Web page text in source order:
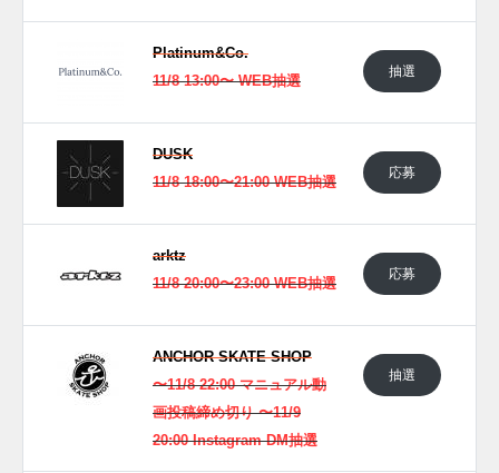
Platinum&Co.
11/8 13:00〜 WEB抽選
抽選
DUSK
11/8 18:00〜21:00 WEB抽選
応募
arktz
11/8 20:00〜23:00 WEB抽選
応募
ANCHOR SKATE SHOP
〜11/8 22:00 マニュアル動
画投稿締め切り 〜11/9
20:00 Instagram DM抽選
抽選